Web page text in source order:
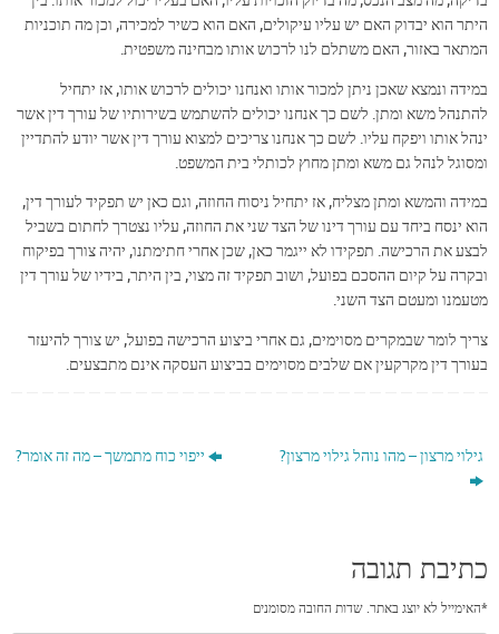
היתר הוא יבדוק האם יש עליו עיקולים, האם הוא כשיר למכירה, וכן מה תוכניות
המתאר באזור, האם משתלם לנו לרכוש אותו מבחינה משפטית.
במידה ונמצא שאכן ניתן למכור אותו ואנחנו יכולים לרכוש אותו, אז יתחיל
להתנהל משא ומתן. לשם כך אנחנו יכולים להשתמש בשירותיו של עורך דין אשר
ינהל אותו ויפקח עליו. לשם כך אנחנו צריכים למצוא עורך דין אשר יודע להתדיין
ומסוגל לנהל גם משא ומתן מחוץ לכותלי בית המשפט.
במידה והמשא ומתן מצליח, אז יתחיל ניסוח החוזה, וגם כאן יש תפקיד לעורך דין,
הוא ינסח ביחד עם עורך דינו של הצד שני את החוזה, עליו נצטרך לחתום בשביל
לבצע את הרכישה. תפקידו לא ייגמר כאן, שכן אחרי חתימתנו, יהיה צורך בפיקוח
ובקרה על קיום ההסכם בפועל, ושוב תפקיד זה מצוי, בין היתר, בידיו של עורך דין
מטעמנו ומעטם הצד השני.
צריך לומר שבמקרים מסוימים, גם אחרי ביצוע הרכישה בפועל, יש צורך להיעזר
בעורך דין מקרקעין אם שלבים מסוימים בביצוע העסקה אינם מתבצעים.
ייפוי כוח מתמשך – מה זה אומר? גילוי מרצון – מהו נוהל גילוי מרצון?
כתיבת תגובה
האימייל לא יוצג באתר.שדות החובה מסומנים *